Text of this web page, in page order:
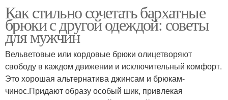
Как стильно сочетать бархатные
брюки с другой одеждой: советы
для мужчин
Вельветовые или кордовые брюки олицетворяют
свободу в каждом движении и исключительный комфорт.
Это хорошая альтернатива джинсам и брюкам-
чинос.Придают образу особый шик, привлекая